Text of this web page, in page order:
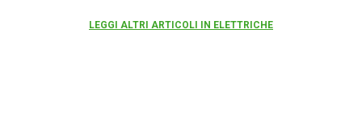
LEGGI ALTRI ARTICOLI IN ELETTRICHE